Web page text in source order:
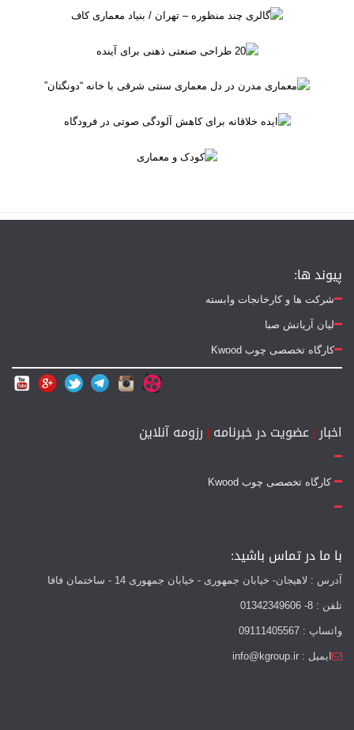
پیوند ها:
شرکت ها و کارخانجات وابسته
لیان آریاتش صبا
کارگاه تخصصی چوب Kwood
اخبار|عضویت در خبرنامه | رزومه آنلاین
کارگاه تخصصی چوب Kwood
با ما در تماس باشید:
آدرس : لاهیجان- خیابان جمهوری - خیابان جمهوری 14 - ساختمان فافا
تلفن : 8- 01342349606
واتساپ : 09111405567
ایمیل : info@kgroup.ir